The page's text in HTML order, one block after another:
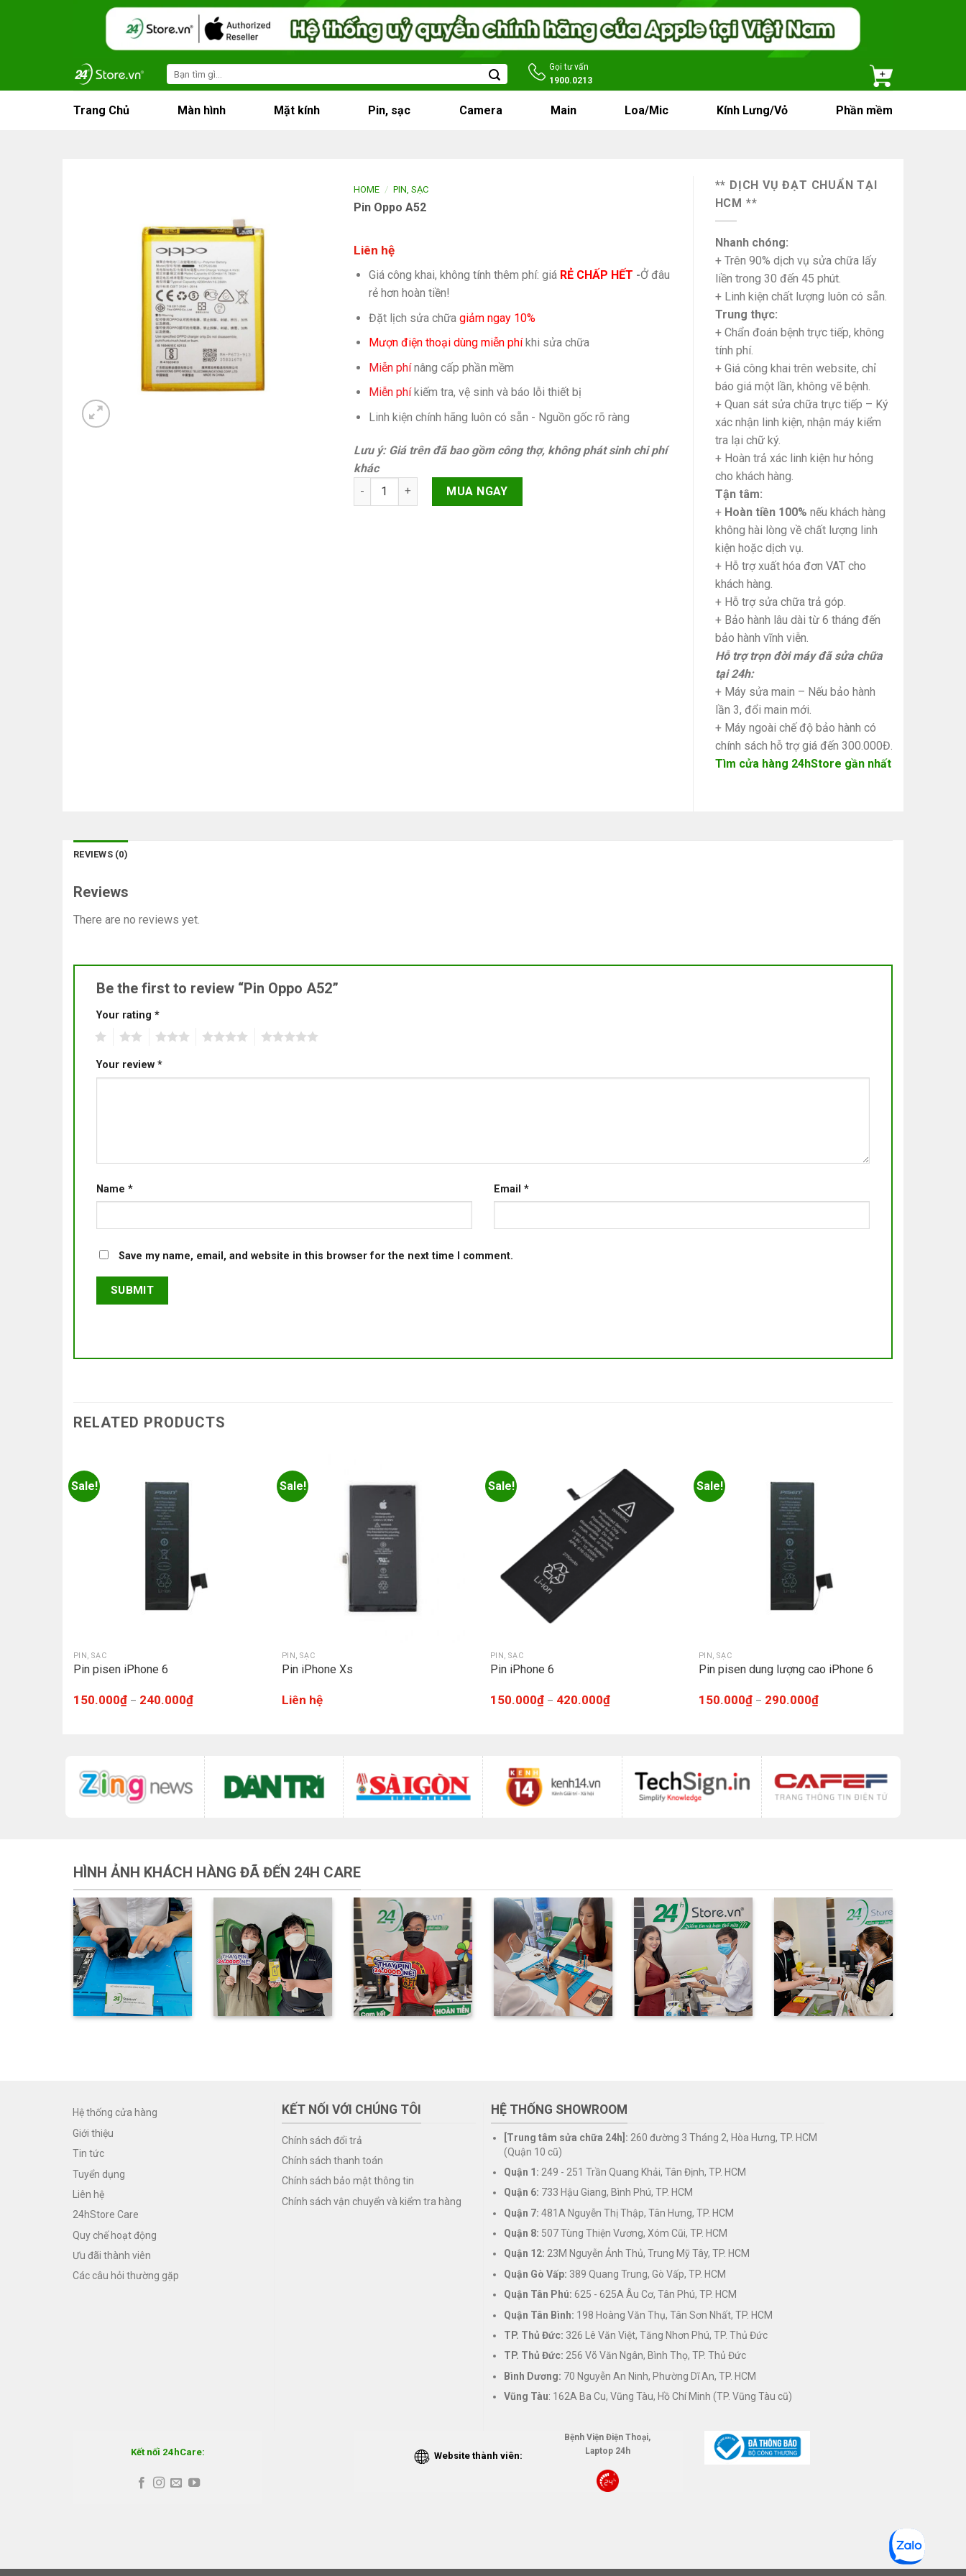
Search
for:
Gọi tư vấn
1900.0213
Trang Chủ Màn hình Mặt kính Pin, sạc Camera Main Loa/Mic Kính Lưng/Vỏ Phần mềm
HOME / PIN, SẠC
Pin Oppo A52
Liên hệ
Giá công khai, không tính thêm phí: giá RẺ CHẤP HẾT -Ở đâu
rẻ hơn hoàn tiền!
Đặt lịch sửa chữa giảm ngay 10%
Mượn điện thoại dùng miễn phíkhi sửa chữa
Miễn phínâng cấp phần mềm
Miễn phíkiếm tra, vệ sinh và báo lỗi thiết bị
Linh kiện chính hãng luôn có sẵn - Nguồn gốc rõ ràng
Lưu ý: Giá trên đã bao gồm công thợ, không phát sinh chi phí
khác
Pin Oppo A52 quantityMUA NGAY
** DỊCH VỤ ĐẠT CHUẨN TẠI
HCM **
Nhanh chóng:
+ Trên 90% dịch vụ sửa chữa lấy
liền trong 30 đến 45 phút.
+ Linh kiện chất lượng luôn có sẵn.
Trung thực:
+ Chẩn đoán bệnh trực tiếp, không
tính phí.
+ Giá công khai trên website, chỉ
báo giá một lần, không vẽ bệnh.
+ Quan sát sửa chữa trực tiếp – Ký
xác nhận linh kiện, nhận máy kiểm
tra lại chữ ký.
+ Hoàn trả xác linh kiện hư hỏng
cho khách hàng.
Tận tâm:
+ Hoàn tiền 100% nếu khách hàng
không hài lòng về chất lượng linh
kiện hoặc dịch vụ.
+ Hỗ trợ xuất hóa đơn VAT cho
khách hàng.
+ Hỗ trợ sửa chữa trả góp.
+ Bảo hành lâu dài từ 6 tháng đến
bảo hành vĩnh viễn.
Hỗ trợ trọn đời máy đã sửa chữa
tại 24h:
+ Máy sửa main – Nếu bảo hành
lần 3, đổi main mới.
+ Máy ngoài chế độ bảo hành có
chính sách hỗ trợ giá đến 300.000Đ.
Tìm cửa hàng 24hStore gần nhất
REVIEWS (0)
Reviews
There are no reviews yet.
Be the first to review “Pin Oppo A52”
Your rating *
Your review *
Name * Email *
Save my name, email, and website in this browser for the next time I comment.
RELATED PRODUCTS
Sale!
PIN, SẠC
Pin pisen iPhone 6
150.000₫– 240.000₫
Sale!
PIN, SẠC
Pin iPhone Xs
Liên hệ
Sale!
PIN, SẠC
Pin iPhone 6
150.000₫– 420.000₫
Sale!
PIN, SẠC
Pin pisen dung lượng cao iPhone 6
150.000₫– 290.000₫
HÌNH ẢNH KHÁCH HÀNG ĐÃ ĐẾN 24H CARE
Hệ thống cửa hàng
Giới thiệu
Tin tức
Tuyển dụng
Liên hệ
24hStore Care
Quy chế hoạt động
Ưu đãi thành viên
Các câu hỏi thường gặp
KẾT NỐI VỚI CHÚNG TÔI
Chính sách đổi trả
Chính sách thanh toán
Chính sách bảo mật thông tin
Chính sách vận chuyển và kiểm tra hàng
HỆ THỐNG SHOWROOM
[Trung tâm sửa chữa 24h]: 260 đường 3 Tháng 2, Hòa Hưng, TP. HCM
(Quận 10 cũ)
Quận 1: 249 - 251 Trần Quang Khải, Tân Định, TP. HCM
Quận 6: 733 Hậu Giang, Bình Phú, TP. HCM
Quận 7: 481A Nguyễn Thị Thập, Tân Hưng, TP. HCM
Quận 8: 507 Tùng Thiện Vương, Xóm Cũi, TP. HCM
Quận 12: 23M Nguyễn Ảnh Thủ, Trung Mỹ Tây, TP. HCM
Quận Gò Vấp: 389 Quang Trung, Gò Vấp, TP. HCM
Quận Tân Phú: 625 - 625A Âu Cơ, Tân Phú, TP. HCM
Quận Tân Bình: 198 Hoàng Văn Thụ, Tân Sơn Nhất, TP. HCM
TP. Thủ Đức: 326 Lê Văn Việt, Tăng Nhơn Phú, TP. Thủ Đức
TP. Thủ Đức: 256 Võ Văn Ngân, Bình Thọ, TP. Thủ Đức
Bình Dương: 70 Nguyễn An Ninh, Phường Dĩ An, TP. HCM
Vũng Tàu: 162A Ba Cu, Vũng Tàu, Hồ Chí Minh (TP. Vũng Tàu cũ)
Kết nối 24hCare: Website thành viên:
Bệnh Viện Điện Thoại,
Laptop 24h